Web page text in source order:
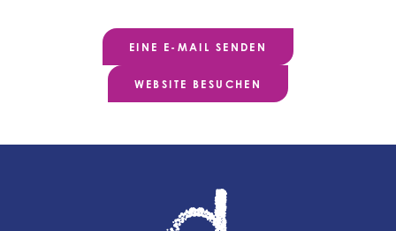
EINE E-MAIL SENDEN
WEBSITE BESUCHEN